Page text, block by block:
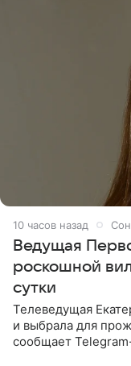
10 часов назад
Ведущая
роскошной
сутки
Телеведущая
и выбрала для
сообщает